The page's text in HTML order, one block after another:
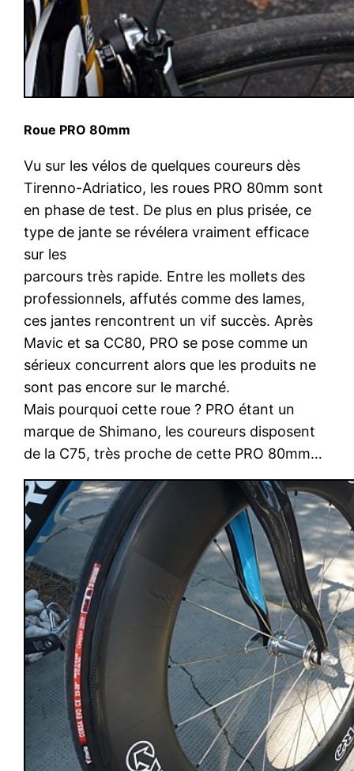
Roue PRO 80mm
Vu sur les vélos de quelques coureurs dès
Tirenno-Adriatico, les roues PRO 80mm sont
en phase de test. De plus en plus prisée, ce
type de jante se révélera vraiment efficace
sur les
parcours très rapide. Entre les mollets des
professionnels, affutés comme des lames,
ces jantes rencontrent un vif succès. Après
Mavic et sa CC80, PRO se pose comme un
sérieux concurrent alors que les produits ne
sont pas encore sur le marché.
Mais pourquoi cette roue ? PRO étant un
marque de Shimano, les coureurs disposent
de la C75, très proche de cette PRO 80mm…